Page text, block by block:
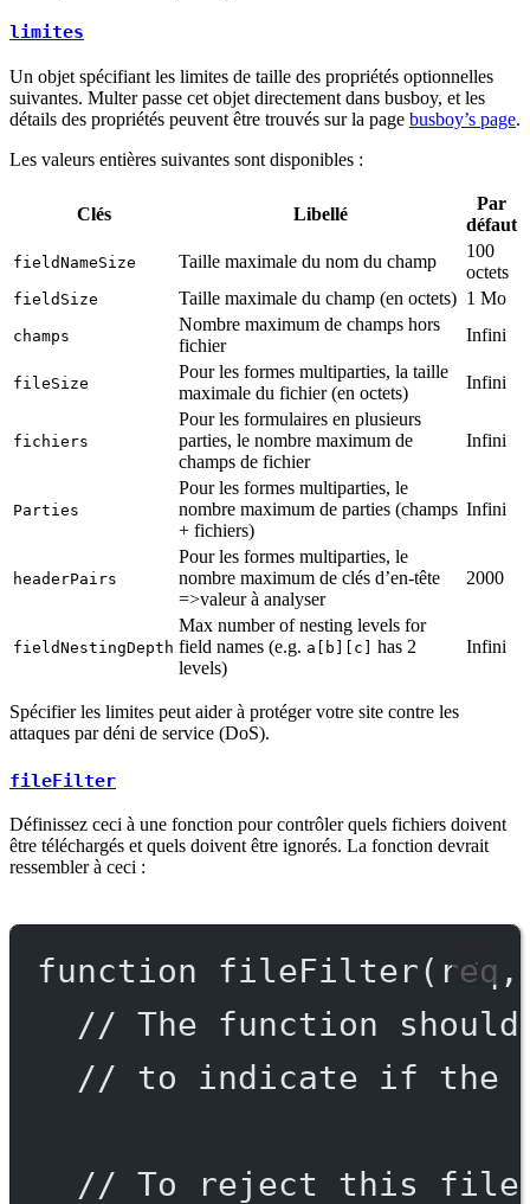
limites
Un objet spécifiant les limites de taille des propriétés optionnelles
suivantes. Multer passe cet objet directement dans busboy, et les
détails des propriétés peuvent être trouvés sur la page busboy’s page.
Les valeurs entières suivantes sont disponibles :
Clés Libellé
Par
défaut
fieldNameSize Taille maximale du nom du champ
100
octets
fieldSize Taille maximale du champ (en octets) 1 Mo
champs
Nombre maximum de champs hors
fichier
Infini
fileSize
Pour les formes multiparties, la taille
maximale du fichier (en octets)
Infini
fichiers
Pour les formulaires en plusieurs
parties, le nombre maximum de
champs de fichier
Infini
Parties
Pour les formes multiparties, le
nombre maximum de parties (champs
+ fichiers)
Infini
headerPairs
Pour les formes multiparties, le
nombre maximum de clés d’en-tête
=>valeur à analyser
2000
fieldNestingDepth
Max number of nesting levels for
field names (e.g. a[b][c]
has 2
levels)
Infini
Spécifier les limites peut aider à protéger votre site contre les
attaques par déni de service (DoS).
fileFilter
Définissez ceci à une fonction pour contrôler quels fichiers doivent
être téléchargés et quels doivent être ignorés. La fonction devrait
ressembler à ceci :
function fileFilter( req
// The function
// to indicate if the
// To reject this file